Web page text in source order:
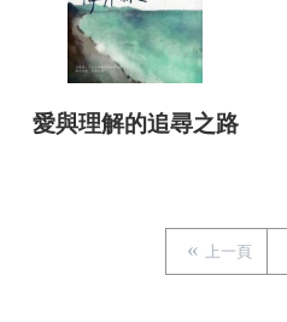
愛與理解的追尋之路
上一頁